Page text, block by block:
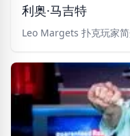
利奥·马吉特
Leo Margets 扑克玩家简